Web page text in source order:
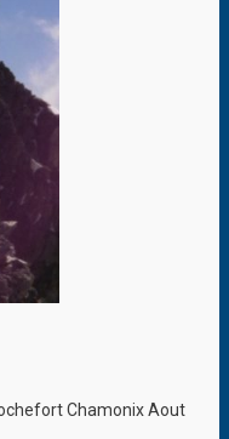
Chamonix Aout